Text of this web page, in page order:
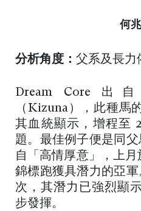
何
分析角度： 父系及長力
Dream Core 出
（Kizuna），此種馬
其血統顯示，增程至
題。最佳例子便是同
自「高情厚意」，上
錦標跑獲具潛力的亞
次，其潛力已強烈顯
步發揮。